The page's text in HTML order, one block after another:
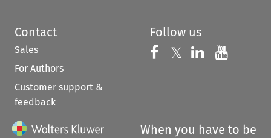
Contact
Sales
For Authors
Customer support &
feedback
Follow us
Follow us on
𝕏 Follow us on
Follow us
When you have to be